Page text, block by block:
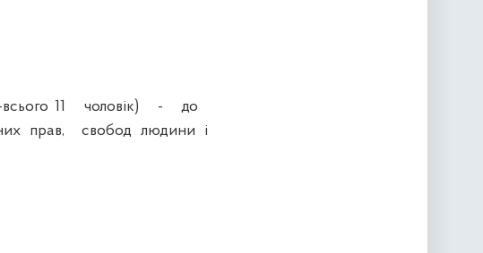
-всього 11 чоловік) - до
прав, свобод людини і